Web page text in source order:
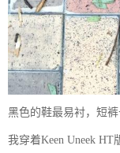
黑色的鞋最易衬，短
我穿着Keen Uneek